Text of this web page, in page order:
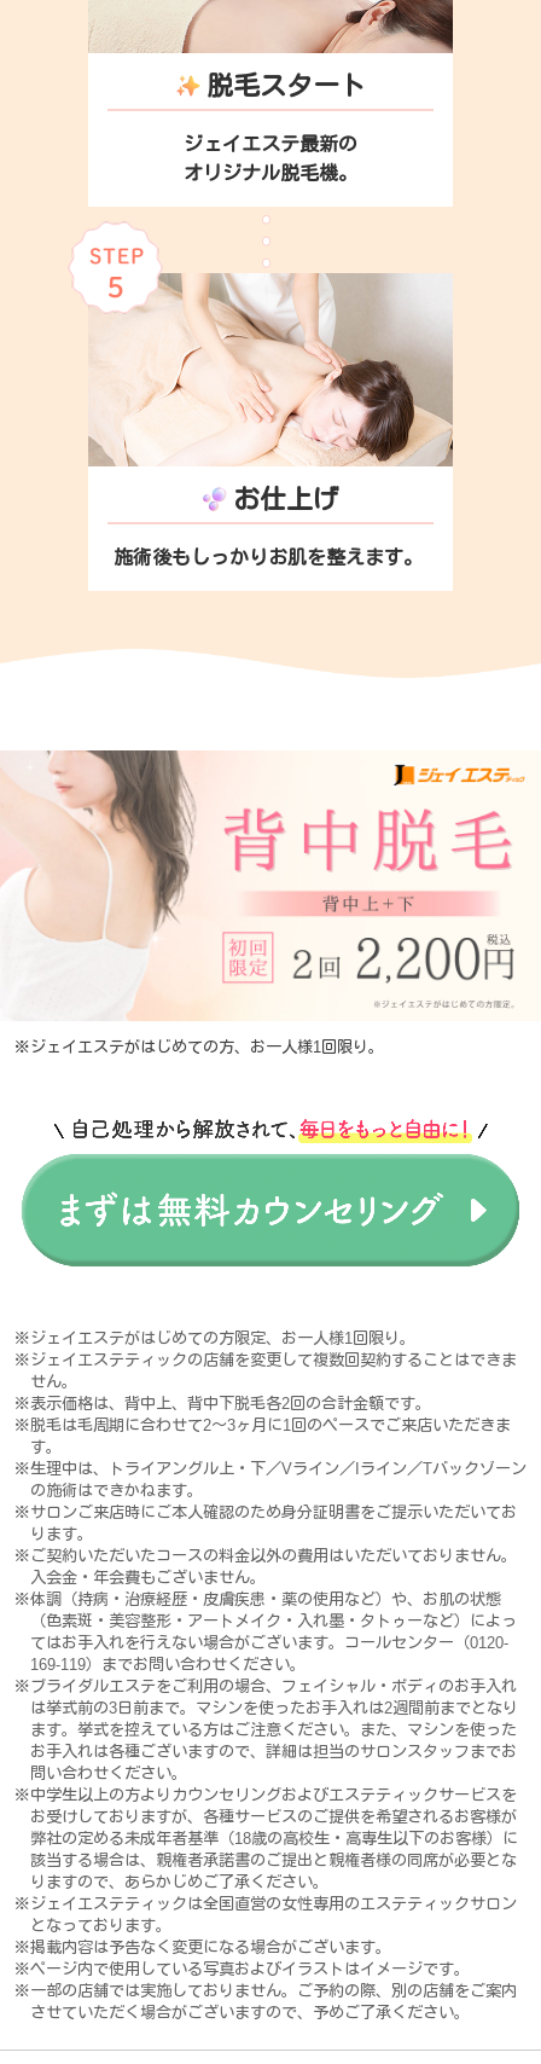
脱毛スタート
ジェイエステ最新の
オリジナル脱毛機。
お仕上げ
施術後もしっかりお肌を整えます。
※ジェイエステがはじめての方、お一人様1回限り。
※ジェイエステがはじめての方限定、お一人様1回限り。
※ジェイエステティックの店舗を変更して複数回契約することはできま
せん。
※表示価格は、背中上、背中下脱毛各2回の合計金額です。
※脱毛は毛周期に合わせて2～3ヶ月に1回のペースでご来店いただきま
す。
※生理中は、トライアングル上・下／Vライン／Iライン／Tバックゾーン
の施術はできかねます。
※サロンご来店時にご本人確認のため身分証明書をご提示いただいてお
ります。
※ご契約いただいたコースの料金以外の費用はいただいておりません。
入会金・年会費もございません。
※体調（持病・治療経歴・皮膚疾患・薬の使用など）や、お肌の状態
（色素斑・美容整形・アートメイク・入れ墨・タトゥーなど）によっ
てはお手入れを行えない場合がございます。コールセンター（0120-
169-119）までお問い合わせください。
※ブライダルエステをご利用の場合、フェイシャル・ボディのお手入れ
は挙式前の3日前まで。マシンを使ったお手入れは2週間前までとなり
ます。挙式を控えている方はご注意ください。また、マシンを使った
お手入れは各種ございますので、詳細は担当のサロンスタッフまでお
問い合わせください。
※中学生以上の方よりカウンセリングおよびエステティックサービスを
お受けしておりますが、各種サービスのご提供を希望されるお客様が
弊社の定める未成年者基準（18歳の高校生・高専生以下のお客様）に
該当する場合は、親権者承諾書のご提出と親権者様の同席が必要とな
りますので、あらかじめご了承ください。
※ジェイエステティックは全国直営の女性専用のエステティックサロン
となっております。
※掲載内容は予告なく変更になる場合がございます。
※ページ内で使用している写真およびイラストはイメージです。
※一部の店舗では実施しておりません。ご予約の際、別の店舗をご案内
させていただく場合がございますので、予めご了承ください。